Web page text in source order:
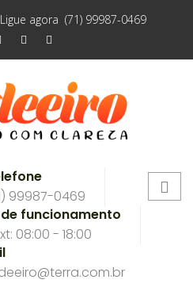
Ligue agora (71) 99987-0469
99987-0469
funcionamento
08:00 - 18:00